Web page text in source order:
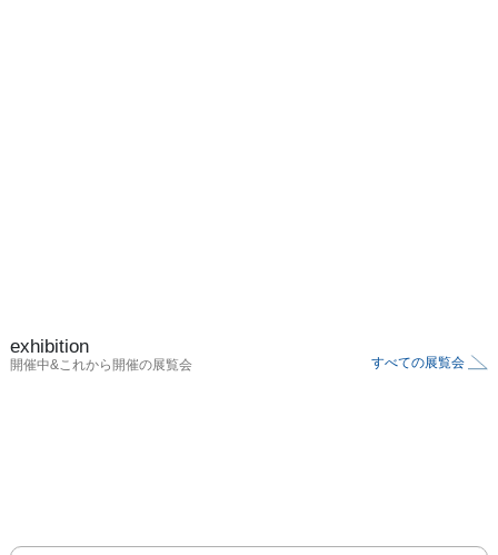
exhibition
開催中&これから開催の展覧会 すべての展覧会